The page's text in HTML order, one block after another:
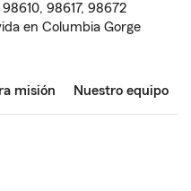
98617, 98672
en Columbia Gorge
misión Nuestro equipo